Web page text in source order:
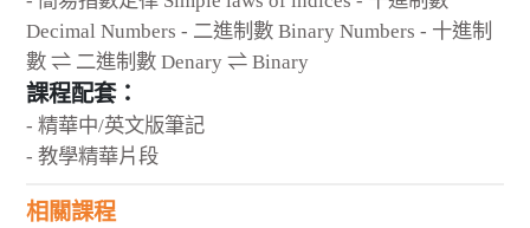
Decimal Numbers - 二進制數 Binary Numbers - 十進制
數 ⇌ 二進制數 Denary ⇌ Binary
課程配套：
- 精華中/英文版筆記
- 教學精華片段
相關課程